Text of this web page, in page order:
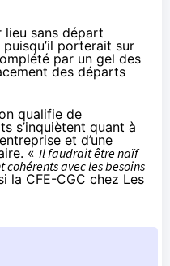
sans départ
porterait sur
par un gel des
des départs
qualifie de
s’inquiètent quant à
et d’une
« Il faudrait être naïf
cohérents avec les besoins
la CFE-CGC chez Les